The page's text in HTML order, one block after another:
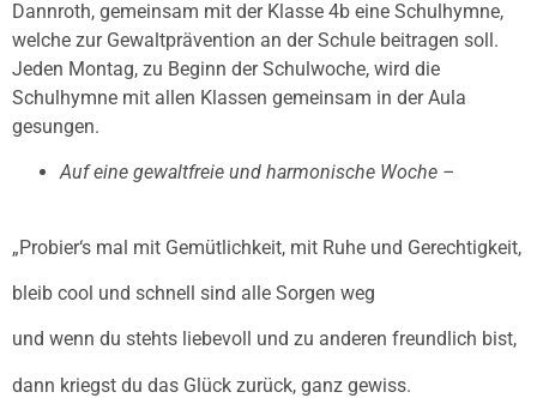
Dannroth, gemeinsam mit der Klasse 4b eine Schulhymne,
welche zur Gewaltprävention an der Schule beitragen soll.
Jeden Montag, zu Beginn der Schulwoche, wird die
Schulhymne mit allen Klassen gemeinsam in der Aula
gesungen.
Auf eine gewaltfreie und harmonische Woche –
„Probier‘s mal mit Gemütlichkeit, mit Ruhe und Gerechtigkeit,
bleib cool und schnell sind alle Sorgen weg
und wenn du stehts liebevoll und zu anderen freundlich bist,
dann kriegst du das Glück zurück, ganz gewiss.